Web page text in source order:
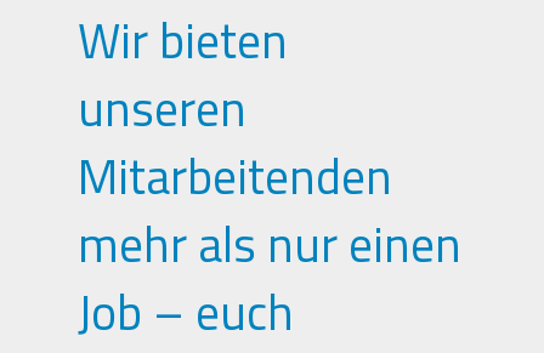
Wir bieten
unseren
Mitarbeitenden
mehr als nur einen
Job – euch